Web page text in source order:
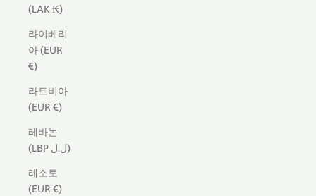
(LAK ₭)
라이베리
아 (EUR
€)
라트비아
(EUR €)
레바논
(LBP ل.ل)
레소토
(EUR €)